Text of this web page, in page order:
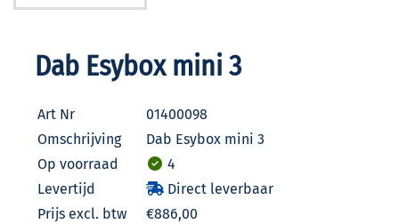
Dab Esybox mini 3
Art Nr
01400098
Omschrijving
Dab Esybox mini 3
Op voorraad
4
Levertijd
Direct leverbaar
Prijs excl. btw
€886,00